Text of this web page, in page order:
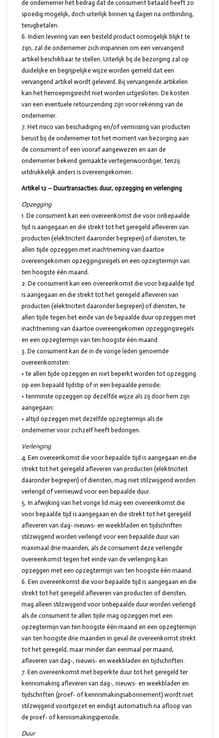
de ondernemer het bedrag dat de consument betaald heeft zo
spoedig mogelijk, doch uiterlijk binnen 14 dagen na ontbinding,
terugbetalen.
Indien levering van een besteld product onmogelijk blijkt te
zijn, zal de ondernemer zich inspannen om een vervangend
artikel beschikbaar te stellen. Uiterlijk bij de bezorging zal op
duidelijke en begrijpelijke wijze worden gemeld dat een
vervangend artikel wordt geleverd. Bij vervangende artikelen
kan het herroepingsrecht niet worden uitgesloten. De kosten
van een eventuele retourzending zijn voor rekening van de
ondernemer.
Het risico van beschadiging en/of vermissing van producten
berust bij de ondernemer tot het moment van bezorging aan
de consument of een vooraf aangewezen en aan de
ondernemer bekend gemaakte vertegenwoordiger, tenzij
uitdrukkelijk anders is overeengekomen.
Artikel 12 – Duurtransacties: duur, opzegging en verlenging
Opzegging
De consument kan een overeenkomst die voor onbepaalde
tijd is aangegaan en die strekt tot het geregeld afleveren van
producten (elektriciteit daaronder begrepen) of diensten, te
allen tijde opzeggen met inachtneming van daartoe
overeengekomen opzeggingsregels en een opzegtermijn van
ten hoogste één maand.
De consument kan een overeenkomst die voor bepaalde tijd
is aangegaan en die strekt tot het geregeld afleveren van
producten (elektriciteit daaronder begrepen) of diensten, te
allen tijde tegen het einde van de bepaalde duur opzeggen met
inachtneming van daartoe overeengekomen opzeggingsregels
en een opzegtermijn van ten hoogste één maand.
De consument kan de in de vorige leden genoemde
overeenkomsten:
• te allen tijde opzeggen en niet beperkt worden tot opzegging
op een bepaald tijdstip of in een bepaalde periode;
• tenminste opzeggen op dezelfde wijze als zij door hem zijn
aangegaan;
• altijd opzeggen met dezelfde opzegtermijn als de
ondernemer voor zichzelf heeft bedongen.
Verlenging
Een overeenkomst die voor bepaalde tijd is aangegaan en die
strekt tot het geregeld afleveren van producten (elektriciteit
daaronder begrepen) of diensten, mag niet stilzwijgend worden
verlengd of vernieuwd voor een bepaalde duur.
In afwijking van het vorige lid mag een overeenkomst die
voor bepaalde tijd is aangegaan en die strekt tot het geregeld
afleveren van dag- nieuws- en weekbladen en tijdschriften
stilzwijgend worden verlengd voor een bepaalde duur van
maximaal drie maanden, als de consument deze verlengde
overeenkomst tegen het einde van de verlenging kan
opzeggen met een opzegtermijn van ten hoogste één maand.
Een overeenkomst die voor bepaalde tijd is aangegaan en die
strekt tot het geregeld afleveren van producten of diensten,
mag alleen stilzwijgend voor onbepaalde duur worden verlengd
als de consument te allen tijde mag opzeggen met een
opzegtermijn van ten hoogste één maand en een opzegtermijn
van ten hoogste drie maanden in geval de overeenkomst strekt
tot het geregeld, maar minder dan eenmaal per maand,
afleveren van dag-, nieuws- en weekbladen en tijdschriften.
Een overeenkomst met beperkte duur tot het geregeld ter
kennismaking afleveren van dag-, nieuws- en weekbladen en
tijdschriften (proef- of kennismakingsabonnement) wordt niet
stilzwijgend voortgezet en eindigt automatisch na afloop van
de proef- of kennismakingsperiode.
Duur